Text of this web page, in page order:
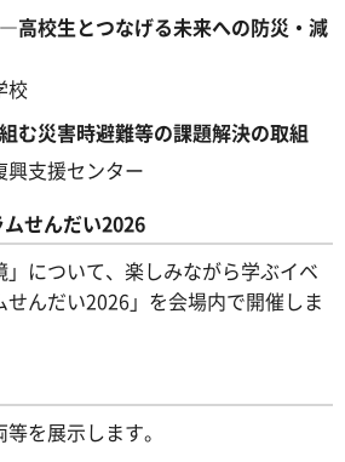
高校生とつなげる未来への防災・減
校
む災害時避難等の課題解決の取組
支援センター
ムせんだい2026
について、楽しみながら学ぶイベ
んだい2026」を会場内で開催しま
を展示します。